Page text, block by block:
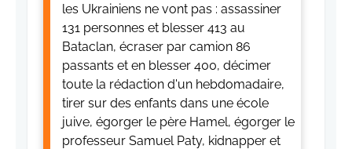
les Ukrainiens ne vont pas : assassiner
131 personnes et blesser 413 au
Bataclan, écraser par camion 86
passants et en blesser 400, décimer
toute la rédaction d'un hebdomadaire,
tirer sur des enfants dans une école
juive, égorger le père Hamel, égorger le
professeur Samuel Paty, kidnapper et